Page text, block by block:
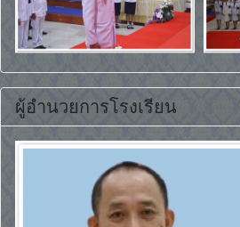
ผู้อำนวยการโรงเรียน